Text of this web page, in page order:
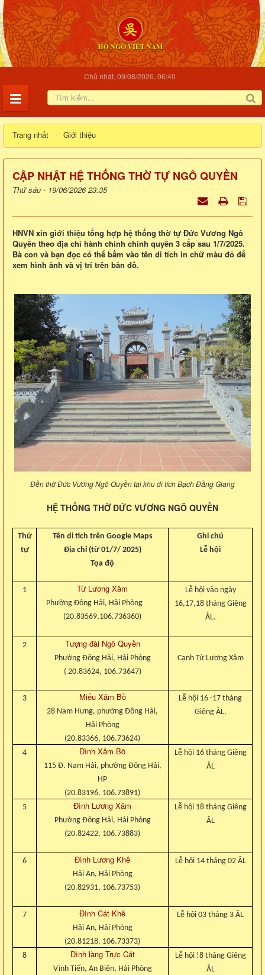
Chủ nhật, 09/08/2026, 06:40
Trang nhất Giới thiệu
CẬP NHẬT HỆ THỐNG THỜ TỰ NGÔ QUYỀN
Thứ sáu - 19/06/2026 23:35
HNVN xin giới thiệu tổng hợp hệ thống thờ tự Đức Vương Ngô
Quyền theo địa chỉ hành chính chính quyền 3 cấp sau 1/7/2025.
Bà con và bạn đọc có thể bấm vào tên di tích in chữ màu đỏ để
xem hình ảnh và vị trí trên bản đồ.
Đền thờ Đức Vương Ngô Quyền tại khu di tích Bạch Đằng Giang
HỆ THỐNG THỜ ĐỨC VƯƠNG NGÔ QUYỀN
Thứ
tự
Tên di tich trên Google Maps
Địa chỉ (từ 01/7/ 2025)
Tọa độ
Ghi chú
Lễ hội
1 Từ Lương Xâm
Phường Đông Hải, Hải Phòng
(20.83569,106.736360)
Lễ hội vào ngày
16,17,18 tháng Giêng
ÂL.
2 Tượng đài Ngô Quyền
Phường Đông Hải, Hải Phòng
( 20.83624, 106.73647)
Cạnh Từ Lương Xâm
3 Miếu Xâm Bồ
28 Nam Hưng, phường Đông Hải,
Hải Phòng
(20.83366, 106.73624)
Lễ hội 16 -17 tháng
Giêng ÂL.
4 Đình Xâm Bồ
115 Đ. Nam Hải, phường Đông Hải,
HP
(20.83196, 106.73891)
Lễ hội 16 tháng Giêng
ÂL
5 Đình Lương Xâm
Phường Đông Hải, Hải Phòng
(20.82422, 106.73883)
Lễ hội 18 tháng Giêng
ÂL
6 Đình Lương Khê
Hải An, Hải Phòng
(20.82931, 106.73753)
Lễ hội 14 tháng 02 ÂL
7 Đình Cát Khê
Hải An, Hải Phòng
(20.81218, 106.73373)
Lễ hội 03 tháng 3 ÂL
8 Đình làng Trực Cát
Vĩnh Tiến, An Biên, Hải Phòng
Lễ hội !8 tháng Giêng
ÂL